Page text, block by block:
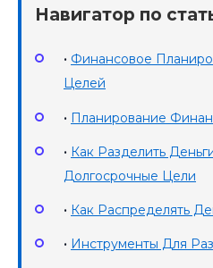
Навигатор по
• Финансовое
Целей
• Планирование
• Как Разделить
Долгосрочные Цели
• Как Распределять
• Инструменты Для